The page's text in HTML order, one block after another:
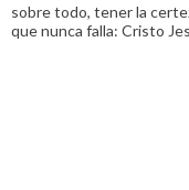
sobre todo, tener la
que nunca falla: Cristo